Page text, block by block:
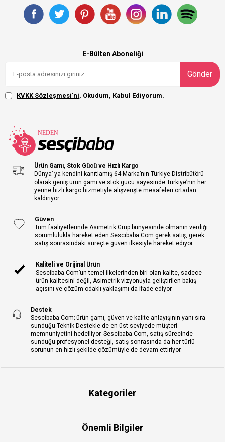
E-Bülten Aboneliği
Gönder
KVKK Sözleşmesi'ni, Okudum, Kabul Ediyorum.
Ürün Gamı, Stok Gücü ve Hızlı Kargo
Dünya’ ya kendini kanıtlamış 64 Marka’nın Türkiye Distribütörü
olarak geniş ürün gamı ve stok gücü sayesinde Türkiye’nin her
yerine hızlı kargo hizmetiyle alışverişte mesafeleri ortadan
kaldırıyor.
Güven
Tüm faaliyetlerinde Asimetrik Grup bünyesinde olmanın verdiği
sorumlulukla hareket eden Sescibaba.Com gerek satış, gerek
satış sonrasındaki süreçte güven ilkesiyle hareket ediyor.
Kaliteli ve Orijinal Ürün
Sescibaba.Com’un temel ilkelerinden biri olan kalite, sadece
ürün kalitesini değil, Asimetrik vizyonuyla geliştirilen bakış
açısını ve çözüm odaklı yaklaşımı da ifade ediyor.
Destek
Sescibaba.Com; ürün gamı, güven ve kalite anlayışının yanı sıra
sunduğu Teknik Destekle de en üst seviyede müşteri
memnuniyetini hedefliyor. Sescibaba.Com, satış sürecinde
sunduğu profesyonel desteği, satış sonrasında da her türlü
sorunun en hızlı şekilde çözümüyle de devam ettiriyor.
Kategoriler
Önemli Bilgiler